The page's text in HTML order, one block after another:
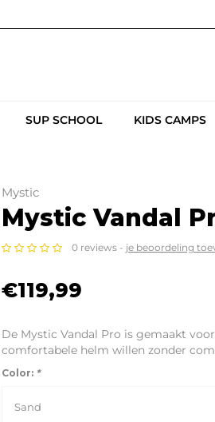
SUP SCHOOL KIDS CAMPS
Mystic
Mystic Vandal
0 reviews - je beoordeling
€119,99
De Mystic Vandal Pro is gemaakt
comfortabele helm willen zonder
Color: *
Sand